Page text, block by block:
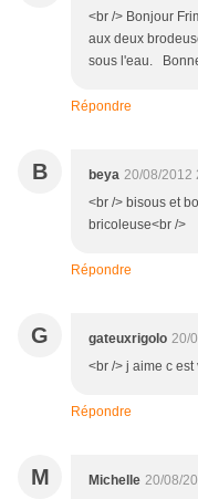
<br /> Bonjour
aux deux
sous l'eau.
Répondre
B beya 20/08/2012
<br /> bisous et
bricoleuse<br />
Répondre
G gateuxrigolo 20/
<br /> j aime c
Répondre
M Michelle 20/08/